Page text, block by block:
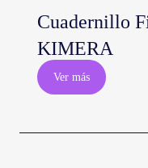
Cuadernillo
KIMERA
Ver más